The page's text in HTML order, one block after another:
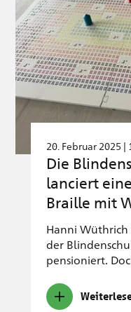
20. Februar 2025 |
Die
lanciert
Braille mit
Hanni
der
pensioniert.